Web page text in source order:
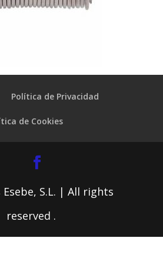
Política de Privacidad
de Cookies
S.L. | All rights
reserved .